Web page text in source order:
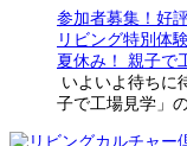
参加者募集！好
リビング特別体
夏休み！ 親子で
いよいよ待ちに
子で工場見学」